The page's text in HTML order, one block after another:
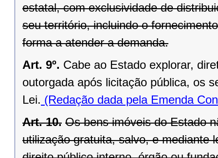
estatal, com exclusividade de
seu território, incluindo o
forma a atender a demanda.
Art. 9º. Cabe ao Estado explorar,
outorgada após licitação pública, os
Lei. (Redação dada pela Emenda
Art. 10. Os bens imóveis do Estado
utilização gratuita, salvo, e mediante